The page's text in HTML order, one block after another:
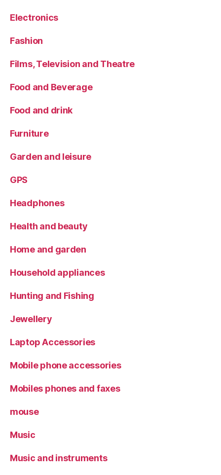
Electronics
Fashion
Films, Television and Theatre
Food and Beverage
Food and drink
Furniture
Garden and leisure
GPS
Headphones
Health and beauty
Home and garden
Household appliances
Hunting and Fishing
Jewellery
Laptop Accessories
Mobile phone accessories
Mobiles phones and faxes
mouse
Music
Music and instruments